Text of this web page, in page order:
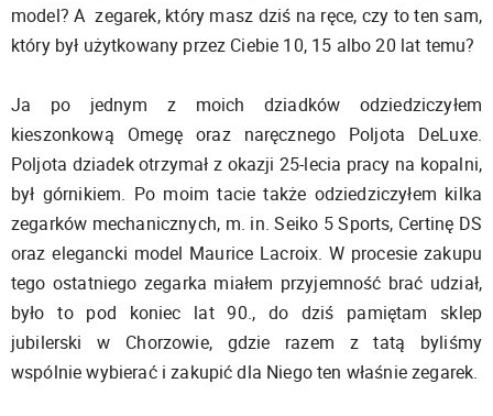
model? A zegarek, który masz dziś na ręce, czy to ten sam,
który był użytkowany przez Ciebie 10, 15 albo 20 lat temu?
Ja po jednym z moich dziadków odziedziczyłem
kieszonkową Omegę oraz naręcznego Poljota DeLuxe.
Poljota dziadek otrzymał z okazji 25-lecia pracy na kopalni,
był górnikiem. Po moim tacie także odziedziczyłem kilka
zegarków mechanicznych, m. in. Seiko 5 Sports, Certinę DS
oraz elegancki model Maurice Lacroix. W procesie zakupu
tego ostatniego zegarka miałem przyjemność brać udział,
było to pod koniec lat 90., do dziś pamiętam sklep
jubilerski w Chorzowie, gdzie razem z tatą byliśmy
wspólnie wybierać i zakupić dla Niego ten właśnie zegarek.